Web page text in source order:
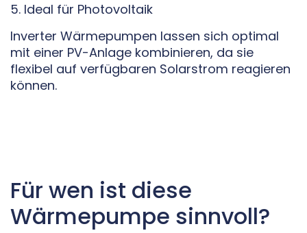
5. Ideal für Photovoltaik
Inverter Wärmepumpen lassen sich optimal
mit einer PV-Anlage kombinieren, da sie
flexibel auf verfügbaren Solarstrom reagieren
können.
Für wen ist diese
Wärmepumpe sinnvoll?